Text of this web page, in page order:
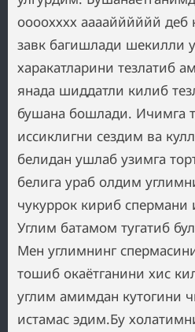
оооохххх аааайййййй деб
завк багишлади шекилли
харакатларини тезлатиб
янада шиддатли килиб
бушана бошлади. Ичимга
иссиклигни сездим ва
белидан ушлаб узимга
белига ураб олдим
чукуррок кириб спермани
Углим батамом тугатиб
Мен углимнинг
тошиб окаётганини хис
углим амимдан кутогини
истамас эдим.Бу